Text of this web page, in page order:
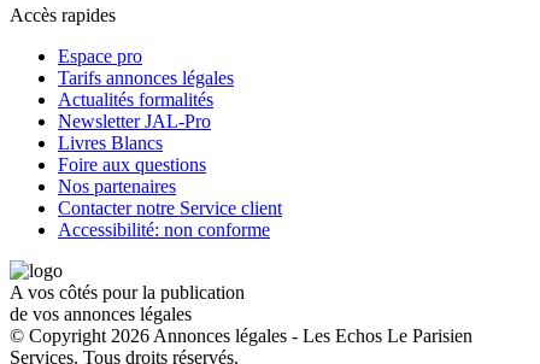
Accès rapides
Espace pro
Tarifs annonces légales
Actualités formalités
Newsletter JAL-Pro
Livres Blancs
Foire aux questions
Nos partenaires
Contacter notre Service client
Accessibilité: non conforme
A vos côtés pour la publication
de vos annonces légales
© Copyright 2026 Annonces légales - Les Echos Le Parisien
Services. Tous droits réservés.